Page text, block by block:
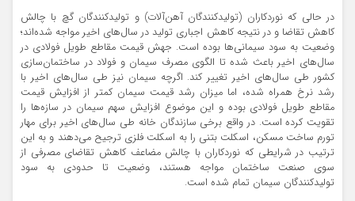
در حالی که نوردکاران (تولیدکنندگان آهن‌‌آلات) و تولیدکنندگان گچ با چالش
کاهش تقاضا و در نتیجه کاهش اجباری تولید در سال‌های اخیر مواجه شده‌‌اند؛
وضعیت به سود سیمانی‌‌ها بوده است. جهش قیمت مقاطع طویل فولادی در
سال‌های اخیر باعث شده تا الگوی مصرف سیمان و فولاد در ساختمان‌‌سازی
کشور طی سال‌های اخیر تغییر کند. اگرچه سیمان نیز طی سال‌های اخیر با
رشد نرخ همراه شده، اما میزان رشد قیمت سیمان کمتر از افزایش قیمت
مقاطع طویل فولادی بوده و این موضوع افزایش سهم سیمان در سازه‌‌ها را
تقویت کرده است. در واقع برخی سازندگان خانه طی سال‌های اخیر برای مهار
تورم ساخت مسکن، اسکلت بتنی را به اسکلت فلزی ترجیح می‌دهند و به این
ترتیب در شرایطی که نوردکاران با چالش مضاعف کاهش تقاضای مصرفی از
سوی صنعت ساختمان مواجه هستند، وضعیت تا حدودی به سود
تولیدکنندگان سیمان تمام شده است.